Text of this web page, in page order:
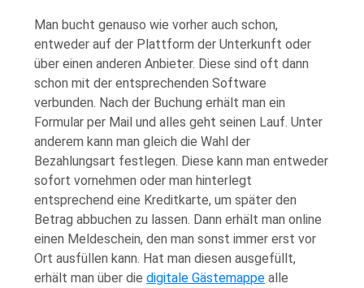
Man bucht genauso wie vorher auch schon,
entweder auf der Plattform der Unterkunft oder
über einen anderen Anbieter. Diese sind oft dann
schon mit der entsprechenden Software
verbunden. Nach der Buchung erhält man ein
Formular per Mail und alles geht seinen Lauf. Unter
anderem kann man gleich die Wahl der
Bezahlungsart festlegen. Diese kann man entweder
sofort vornehmen oder man hinterlegt
entsprechend eine Kreditkarte, um später den
Betrag abbuchen zu lassen. Dann erhält man online
einen Meldeschein, den man sonst immer erst vor
Ort ausfüllen kann. Hat man diesen ausgefüllt,
erhält man über diedigitale Gästemappe alle